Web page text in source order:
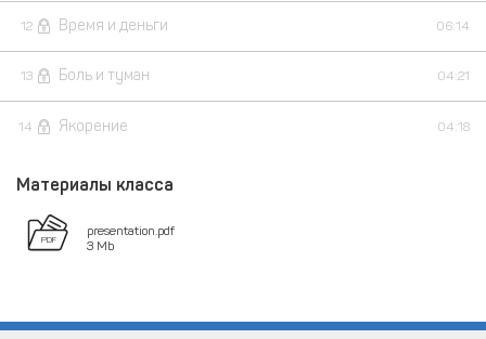
12 Время и деньги 06:14
13 Боль и туман 04:21
14 Якорение 04:18
Материалы класса
presentation.pdf
3 Mb